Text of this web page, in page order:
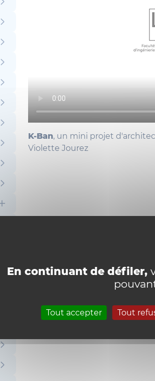
En continuant de défiler,
Tout accepter Tout
K-Ban, un mini projet
Violette Jourez